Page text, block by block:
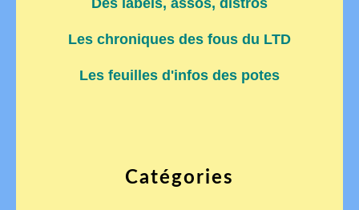
Catégories
Les chroniques des fous du LTD
Les feuilles d'infos des potes